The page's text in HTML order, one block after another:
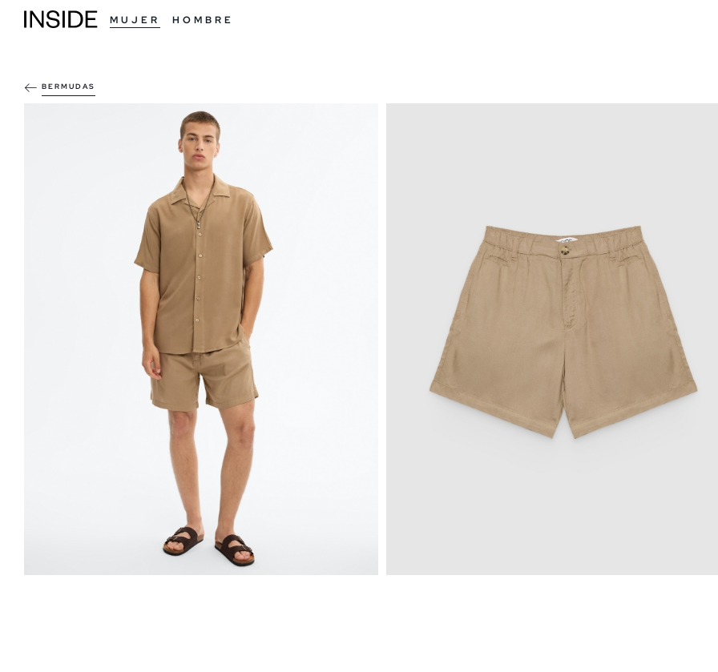
MUJER HOMBRE
BERMUDAS